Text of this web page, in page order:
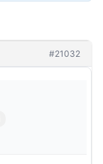
#21032